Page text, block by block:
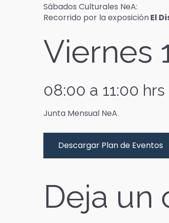
Sábados Culturales NeA:
Recorrido por la exposiciónEl
Viernes
08:00 a 11:00 hrs
Junta Mensual NeA
Descargar Plan de Eventos
Deja un